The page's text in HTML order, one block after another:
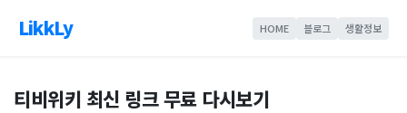
LikkLy HOME 블로그 생활정보
티비위키 최신 링크 무료 다시보기